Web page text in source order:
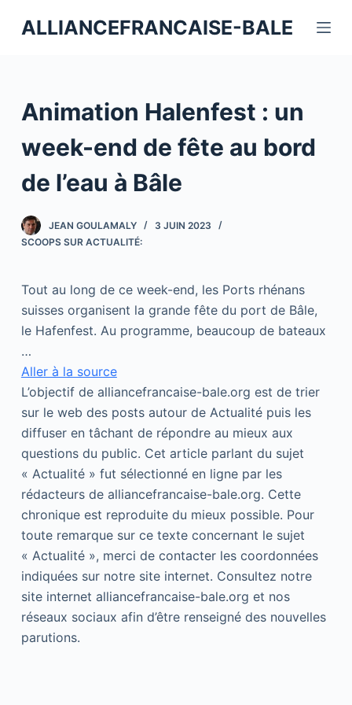
a
a
c
n
n
u
ALLIANCEFRANCAISE-BALE
Animation Halenfest : un
week-end de fête au bord
de l’eau à Bâle
JEAN GOULAMALY
3 JUIN 2023
SCOOPS SUR ACTUALITÉ:
Tout au long de ce week-end, les Ports rhénans
suisses organisent la grande fête du port de Bâle,
le Hafenfest. Au programme, beaucoup de bateaux
…
Aller à la source
L’objectif de alliancefrancaise-bale.org est de trier
sur le web des posts autour de Actualité puis les
diffuser en tâchant de répondre au mieux aux
questions du public. Cet article parlant du sujet
« Actualité » fut sélectionné en ligne par les
rédacteurs de alliancefrancaise-bale.org. Cette
chronique est reproduite du mieux possible. Pour
toute remarque sur ce texte concernant le sujet
« Actualité », merci de contacter les coordonnées
indiquées sur notre site internet. Consultez notre
site internet alliancefrancaise-bale.org et nos
réseaux sociaux afin d’être renseigné des nouvelles
parutions.